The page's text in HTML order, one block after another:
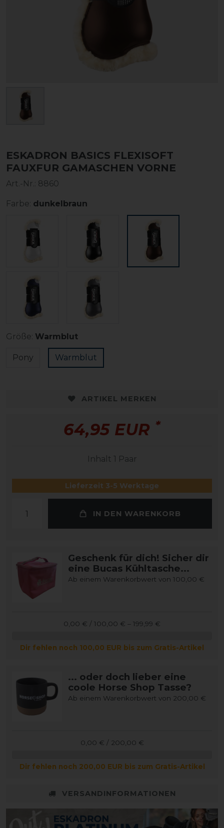
ESKADRON BASICS FLEXISOFT
FAUXFUR GAMASCHEN VORNE
Art.-Nr.: 8860
Farbe: dunkelbraun
Größe: Warmblut
Pony Warmblut
ARTIKEL MERKEN
64,95 EUR *
Inhalt 1 Paar
Lieferzeit 3-5 Werktage
IN DEN WARENKORB
Geschenk für dich! Sicher dir
eine Bucas Kühltasche...
Ab einem Warenkorbwert von 100,00 €
0,00 € / 100,00 € – 199,99 €
Dir fehlen noch 100,00 EUR bis zum Gratis-Artikel
... oder doch lieber eine
coole Horse Shop Tasse?
Ab einem Warenkorbwert von 200,00 €
0,00 € / 200,00 €
Dir fehlen noch 200,00 EUR bis zum Gratis-Artikel
VERSANDINFORMATIONEN